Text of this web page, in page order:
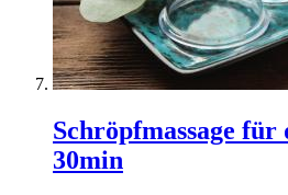
Schröpfmassage für
30min